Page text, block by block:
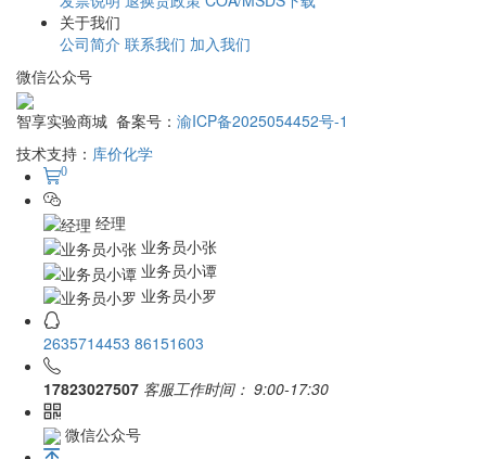
关于我们
公司简介 联系我们 加入我们
微信公众号
智享实验商城 备案号： 渝ICP备2025054452号-1
技术支持： 库价化学
0
经理
业务员小张
业务员小谭
业务员小罗
2635714453 86151603
17823027507 客服工作时间： 9:00-17:30
微信公众号